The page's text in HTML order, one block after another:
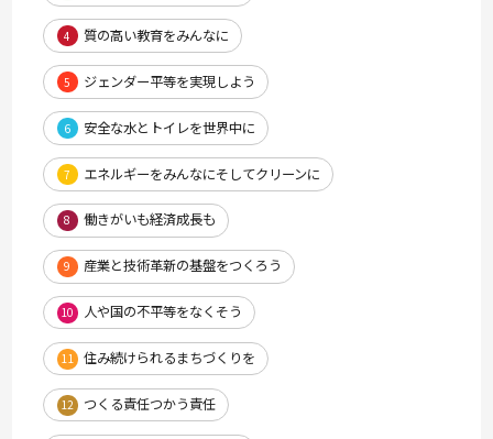
4 質の高い教育をみんなに
5 ジェンダー平等を実現しよう
6 安全な水とトイレを世界中に
7 エネルギーをみんなにそしてクリーンに
8 働きがいも経済成長も
9 産業と技術革新の基盤をつくろう
10 人や国の不平等をなくそう
11 住み続けられるまちづくりを
12 つくる責任つかう責任